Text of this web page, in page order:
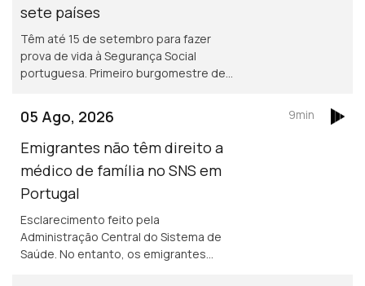
sete países
Têm até 15 de setembro para fazer
prova de vida à Segurança Social
portuguesa. Primeiro burgomestre de
para além de 2029.
05 Ago, 2026
Emigrantes não têm direito a
médico de família no SNS em
Portugal
Esclarecimento feito pela
Administração Central do Sistema de
Saúde. No entanto, os emigrantes
9min